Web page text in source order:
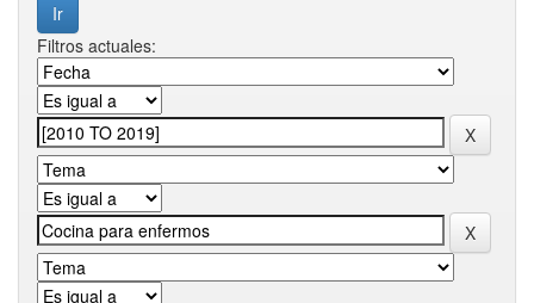
Filtros actuales: